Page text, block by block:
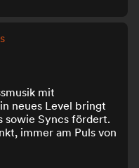
mit
neues Level bringt
sowie Syncs fördert.
immer am Puls von